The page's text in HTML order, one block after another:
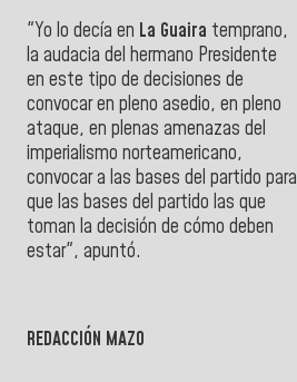
"Yo lo decía en La Guaira temprano,
la audacia del hermano Presidente
en este tipo de decisiones de
convocar en pleno asedio, en pleno
ataque, en plenas amenazas del
imperialismo norteamericano,
convocar a las bases del partido para
que las bases del partido las que
toman la decisión de cómo deben
estar", apuntó.
REDACCIÓN MAZO